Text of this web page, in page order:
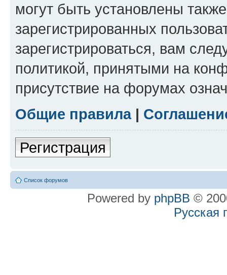
могут быть установлены
зарегистрированных
зарегистрироваться, вам
политикой, принятыми на
присутствие на форумах
Общие правила|
Регистрация
Список форумов
Powered by phpBB ©
Русская